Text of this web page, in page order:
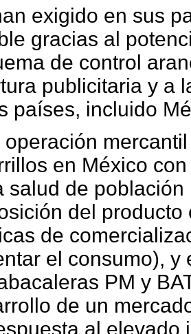
exigido en sus
gracias al
de control
publicitaria y a
países, incluido
operación
en México
salud de
del
de
el consumo),
PM y
de un
al elevado